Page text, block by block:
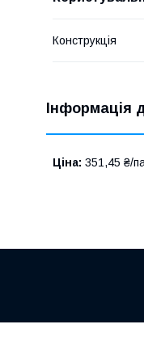
Конструкція
Інформація
Ціна: 351,45 ₴/